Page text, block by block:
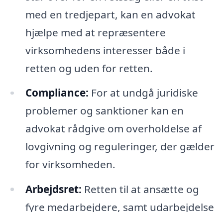
med en tredjepart, kan en advokat
hjælpe med at repræsentere
virksomhedens interesser både i
retten og uden for retten.
Compliance: For at undgå juridiske
problemer og sanktioner kan en
advokat rådgive om overholdelse af
lovgivning og reguleringer, der gælder
for virksomheden.
Arbejdsret: Retten til at ansætte og
fyre medarbejdere, samt udarbejdelse